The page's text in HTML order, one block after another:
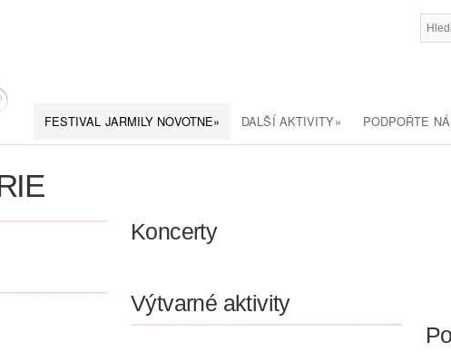
FESTIVAL JARMILY NOVOTNE» DALŠÍ AKTIVITY» PODPOŘTE
Koncerty
Výtvarné aktivity